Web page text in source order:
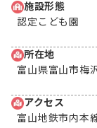
施設形態
認定こども園
所在地
富山県富山市梅
アクセス
富山地鉄市内本